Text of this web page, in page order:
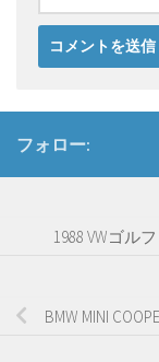
フォロー:
1988 VWゴル
BMW MINI